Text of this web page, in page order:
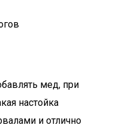
мед, при
настойка
и отлично